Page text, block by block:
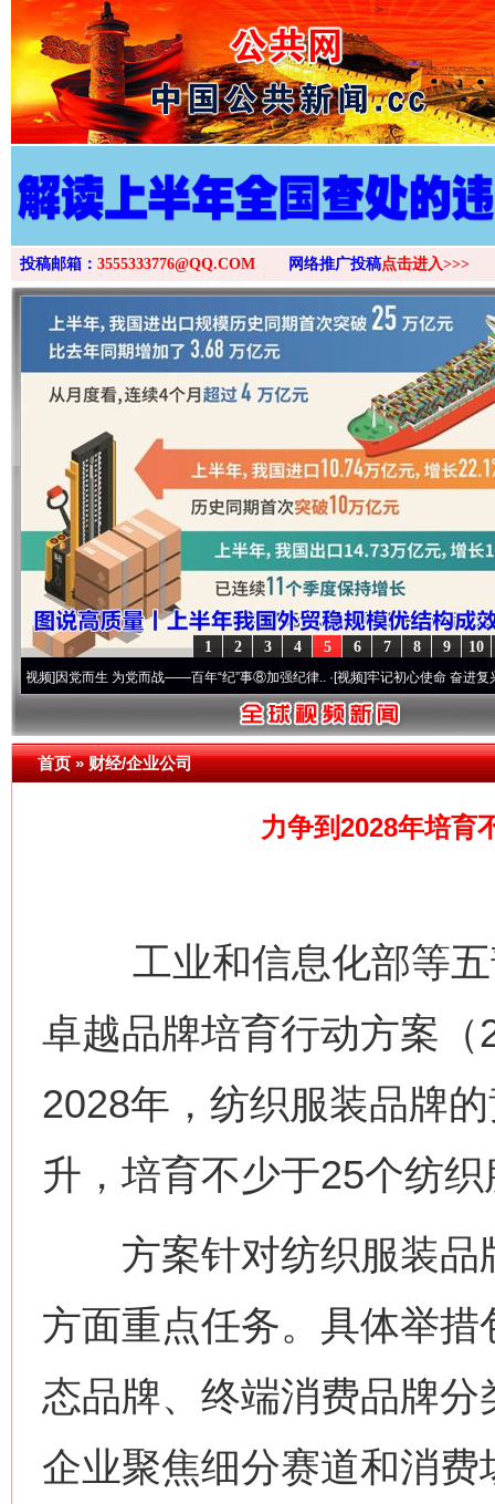
>
投稿邮箱： 3555333776@QQ.COM 网络推广投稿点击进入>>>
10
9
8
7
6
5
4
3
2
1
党而生 为党而战——百年“纪”事⑧加强纪律..·[视频]牢记初心使命 奋进复兴征程丨“
首页»财经/企业公司
力争到2028年培育
工业和信息化部等五
卓越品牌培育行动方案
2028年，纺织服装品牌
升，培育不少于25个纺
方案针对纺织服装品
方面重点任务。具体举
态品牌、终端消费品牌
企业聚焦细分赛道和消